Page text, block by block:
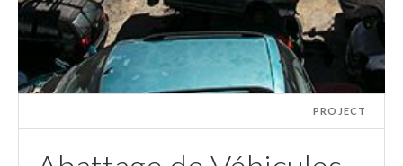
PROJECT